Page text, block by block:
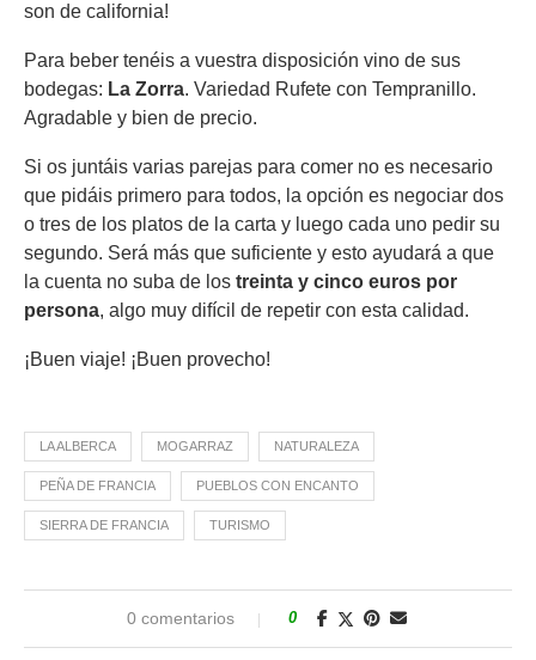
son de california!
Para beber tenéis a vuestra disposición vino de sus
bodegas: La Zorra. Variedad Rufete con Tempranillo.
Agradable y bien de precio.
Si os juntáis varias parejas para comer no es necesario
que pidáis primero para todos, la opción es negociar dos
o tres de los platos de la carta y luego cada uno pedir su
segundo. Será más que suficiente y esto ayudará a que
la cuenta no suba de los treinta y cinco euros por
persona, algo muy difícil de repetir con esta calidad.
¡Buen viaje! ¡Buen provecho!
LA ALBERCA MOGARRAZ NATURALEZA
PEÑA DE FRANCIA PUEBLOS CON ENCANTO
SIERRA DE FRANCIA TURISMO
0 comentarios 0